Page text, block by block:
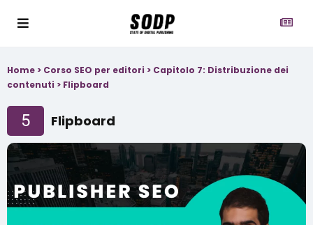
Home > Corso SEO per editori > Capitolo 7: Distribuzione dei
contenuti > Flipboard
5 Flipboard